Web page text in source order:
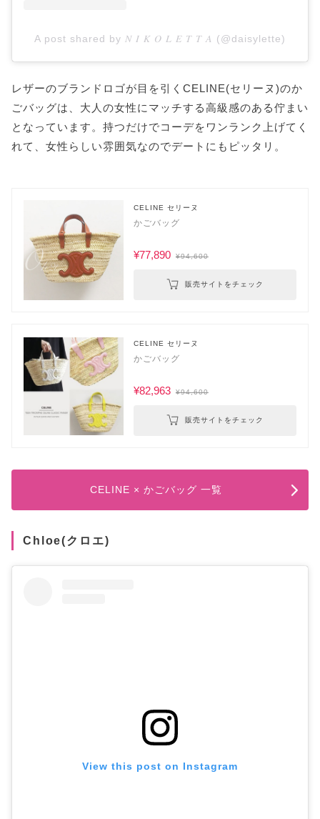
A post shared by 𝑁 𝐼 𝐾 𝑂 𝐿 𝐸 𝑇 𝑇 𝐴 (@daisylette)
レザーのブランドロゴが目を引くCELINE(セリーヌ)のか
ごバッグは、大人の女性にマッチする高級感のある佇まい
となっています。持つだけでコーデをワンランク上げてく
れて、女性らしい雰囲気なのでデートにもピッタリ。
CELINE セリーヌ
かごバッグ
¥77,890 ¥94,600
販売サイトをチェック
CELINE セリーヌ
かごバッグ
¥82,963 ¥94,600
販売サイトをチェック
CELINE × かごバッグ 一覧
Chloe(クロエ)
View this post on Instagram